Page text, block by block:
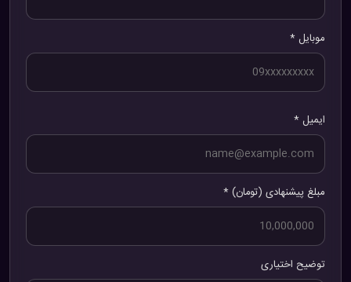
موبایل *
ایمیل *
مبلغ پیشنهادی (تومان) *
توضیح اختیاری